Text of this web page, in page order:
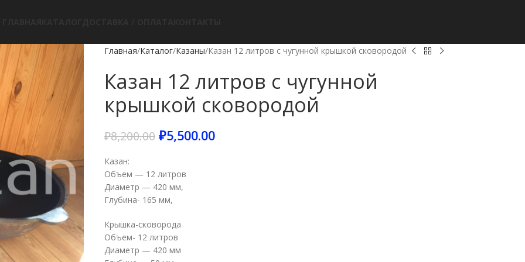
Главная Каталог Казаны Казан 12 литров с чугунной крышкой сковородой
Казан 12 литров с чугунной
крышкой сковородой
₽8,200.00 ₽5,500.00
Казан:
Объем — 12 литров
Диаметр — 420 мм,
Глубина- 165 мм,
Крышка-сковорода
Объем- 12 литров
Диаметр — 420 мм